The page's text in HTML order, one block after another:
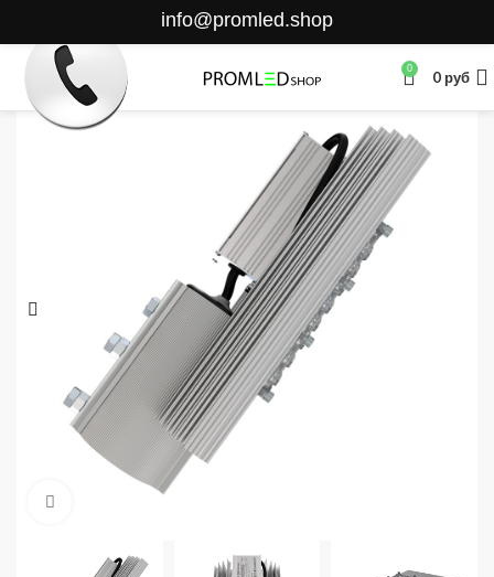
info@promled.shop
0 0руб